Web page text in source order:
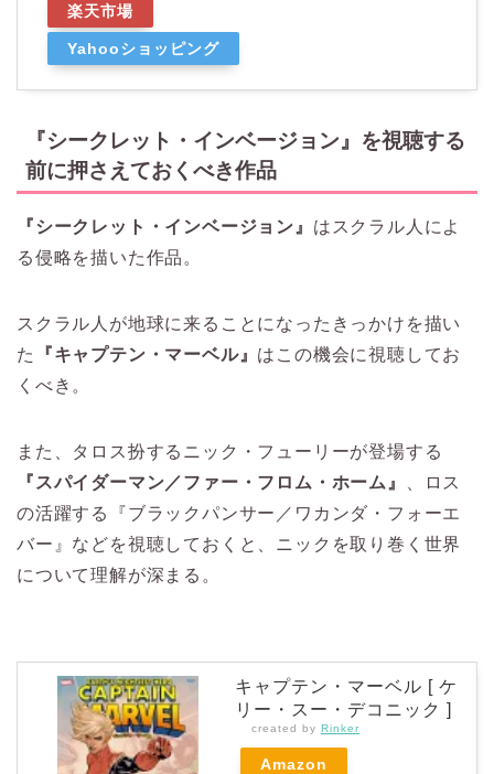
楽天市場
Yahooショッピング
『シークレット・インベージョン』を視聴する
前に押さえておくべき作品
『シークレット・インベージョン』 はスクラル人によ
る侵略を描いた作品。
スクラル人が地球に来ることになったきっかけを描い
た
『キャプテン・マーベル』 はこの機会に視聴してお
くべき。
また、タロス扮するニック・フューリーが登場する
『スパイダーマン／ファー・フロム・ホーム』
、ロス
の活躍する『ブラックパンサー／ワカンダ・フォーエ
バー』などを視聴しておくと、ニックを取り巻く世界
について理解が深まる。
キャプテン・マーベル [ ケ
リー・スー・デコニック ]
created by Rinker
Amazon